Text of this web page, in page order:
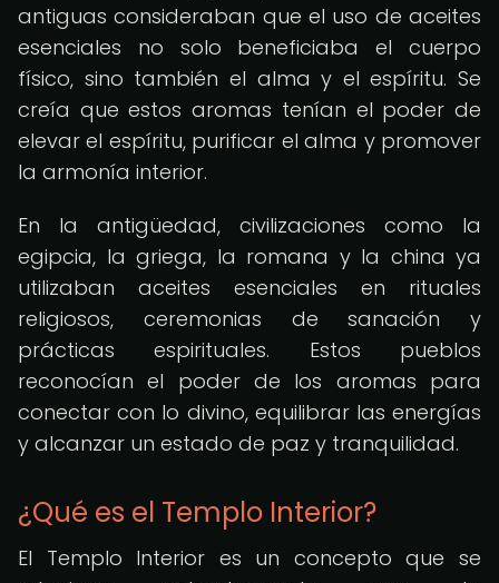
antiguas consideraban que el uso de aceites
esenciales no solo beneficiaba el cuerpo
físico, sino también el alma y el espíritu. Se
creía que estos aromas tenían el poder de
elevar el espíritu, purificar el alma y promover
la armonía interior.
En la antigüedad, civilizaciones como la
egipcia, la griega, la romana y la china ya
utilizaban aceites esenciales en rituales
religiosos, ceremonias de sanación y
prácticas espirituales. Estos pueblos
reconocían el poder de los aromas para
conectar con lo divino, equilibrar las energías
y alcanzar un estado de paz y tranquilidad.
¿Qué es el Templo Interior?
El Templo Interior es un concepto que se